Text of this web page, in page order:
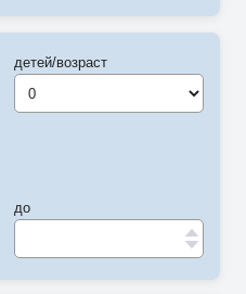
детей/возраст
до